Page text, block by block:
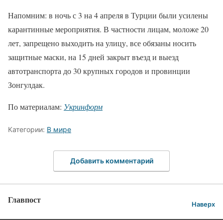
Напомним: в ночь с 3 на 4 апреля в Турции были усилены
карантинные мероприятия. В частности лицам, моложе 20
лет, запрещено выходить на улицу, все обязаны носить
защитные маски, на 15 дней закрыт въезд и выезд
автотранспорта до 30 крупных городов и провинции
Зонгулдак.
По материалам: Укринформ
Категории: В мире
Добавить комментарий
Главпост Наверх